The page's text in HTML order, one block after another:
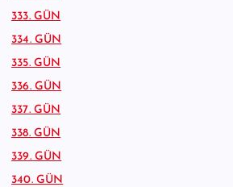
333. GÜN
334. GÜN
335. GÜN
336. GÜN
337. GÜN
338. GÜN
339. GÜN
340. GÜN